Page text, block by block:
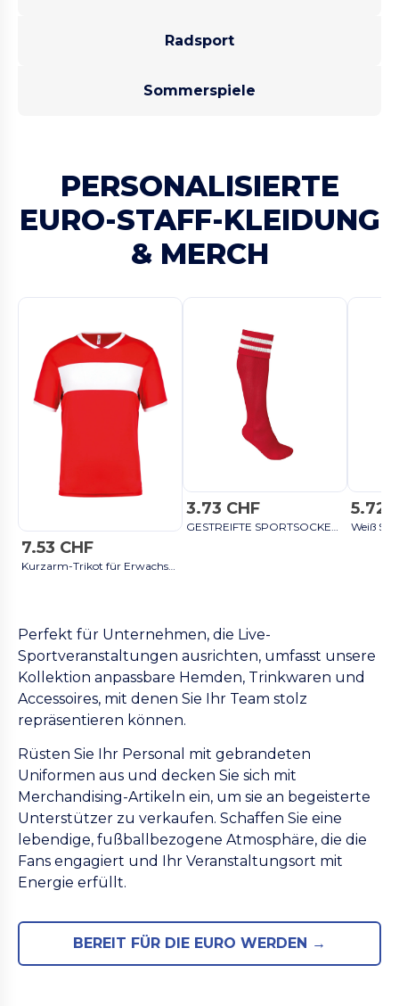
Radsport
Sommerspiele
PERSONALISIERTE
EURO-STAFF-KLEIDUNG
& MERCH
7.53 CHF
Kurzarm-Trikot für Erwachsene - Sporty Red / White
3.73 CHF 5.72
Weiß
Perfekt für Unternehmen, die Live-
Sportveranstaltungen ausrichten, umfasst unsere
Kollektion anpassbare Hemden, Trinkwaren und
Accessoires, mit denen Sie Ihr Team stolz
repräsentieren können.
Rüsten Sie Ihr Personal mit gebrandeten
Uniformen aus und decken Sie sich mit
Merchandising-Artikeln ein, um sie an begeisterte
Unterstützer zu verkaufen. Schaffen Sie eine
lebendige, fußballbezogene Atmosphäre, die die
Fans engagiert und Ihr Veranstaltungsort mit
Energie erfüllt.
BEREIT FÜR DIE EURO WERDEN →